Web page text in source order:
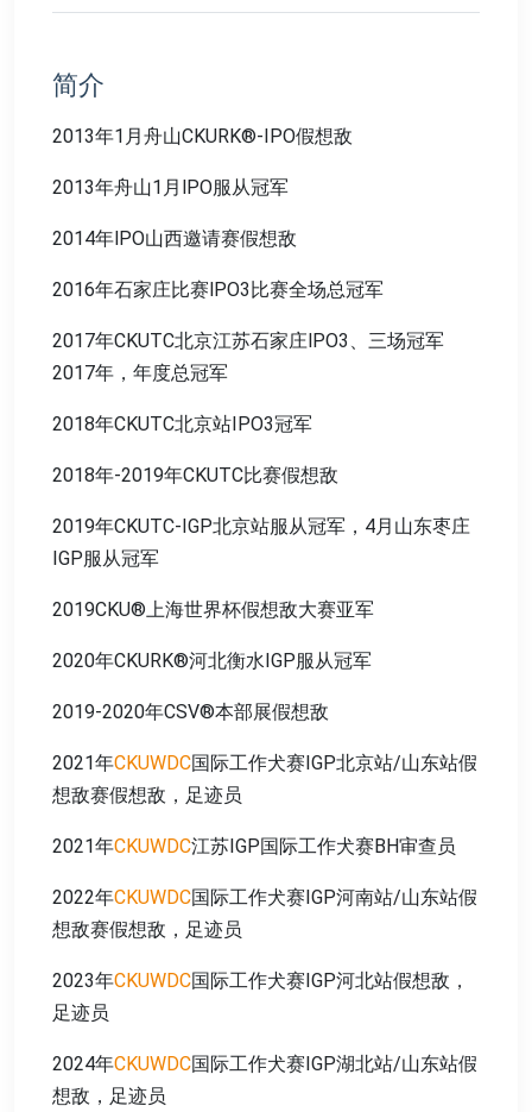
简介
2013年1月舟山CKURK®-IPO假想敌
2013年舟山1月lPO服从冠军
2014年lPO山西邀请赛假想敌
2016年石家庄比赛lPO3比赛全场总冠军
2017年CKUTC北京江苏石家庄lPO3、三场冠军
2017年，年度总冠军
2018年CKUTC北京站IPO3冠军
2018年-2019年CKUTC比赛假想敌
2019年CKUTC-IGP北京站服从冠军，4月山东枣庄
IGP服从冠军
2019CKU®上海世界杯假想敌大赛亚军
2020年CKURK®河北衡水IGP服从冠军
2019-2020年CSV®本部展假想敌
2021年CKUWDC国际工作犬赛IGP北京站/山东站假
想敌赛假想敌，足迹员
2021年CKUWDC江苏IGP国际工作犬赛BH审查员
2022年CKUWDC国际工作犬赛IGP河南站/山东站假
想敌赛假想敌，足迹员
2023年CKUWDC国际工作犬赛IGP河北站假想敌，
足迹员
2024年CKUWDC国际工作犬赛IGP湖北站/山东站假
想敌，足迹员